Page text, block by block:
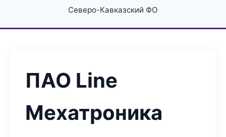
Северо-Кавказский ФО
ПАО Line
Мехатроника